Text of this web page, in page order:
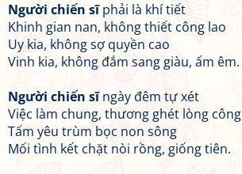
Người chiến sĩphải là khí tiết
Khinh gian nan, không thiết công lao
Uy kia, không sợ quyền cao
Vinh kia, không đắm sang giàu, ấm êm.
Người chiến sĩngày đêm tự xét
Việc làm chung, thương ghét lòng công
Tấm yêu trùm bọc non sông
Mối tình kết chặt nòi rồng, giống tiên.